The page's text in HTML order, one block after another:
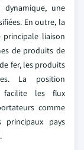
dynamique, une
En outre, la
liaison
de produits de
fer, les produits
La position
facilite les flux
comme
pays